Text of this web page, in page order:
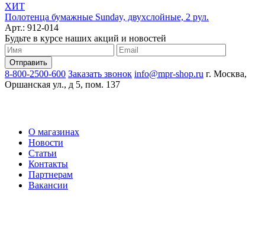
ХИТ
Полотенца бумажные Sunday, двухслойные, 2 рул.
Арт.: 912-014
Будьте в курсе наших акций и новостей
8-800-2500-600 Заказать звонок info@mpr-shop.ru г. Москва,
Оршанская ул., д 5, пом. 137
О магазинах
Новости
Статьи
Контакты
Партнерам
Вакансии